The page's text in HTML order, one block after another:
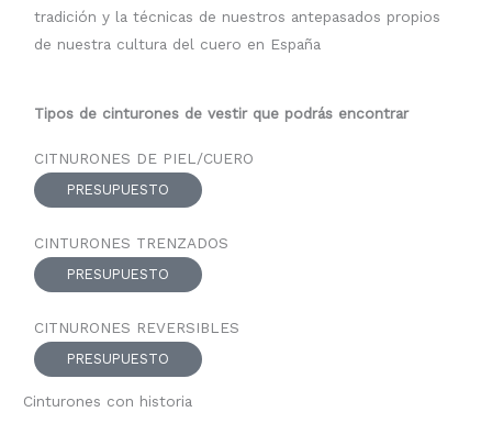
tradición y la técnicas de nuestros antepasados propios
de nuestra cultura del cuero en España
Tipos de cinturones de vestir que podrás encontrar
CITNURONES DE PIEL/CUERO
PRESUPUESTO
CINTURONES TRENZADOS
PRESUPUESTO
CITNURONES REVERSIBLES
PRESUPUESTO
Cinturones con historia